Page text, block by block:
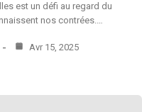
est un défi au regard du
nos contrées.…
Avr 15, 2025